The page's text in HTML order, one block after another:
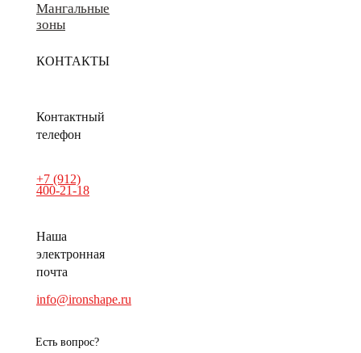
Мангальные
зоны
КОНТАКТЫ
Контактный
телефон
+7 (912)
400-21-18
Наша
электронная
почта
info@ironshape.ru
Есть вопрос?